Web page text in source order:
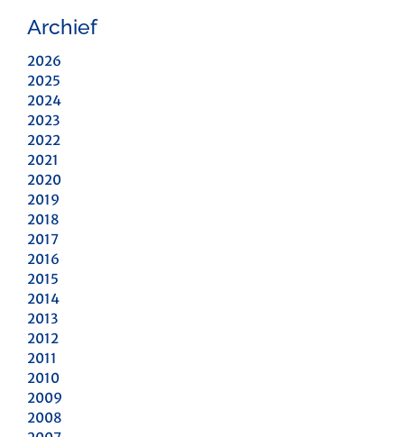
Archief
2026
2025
2024
2023
2022
2021
2020
2019
2018
2017
2016
2015
2014
2013
2012
2011
2010
2009
2008